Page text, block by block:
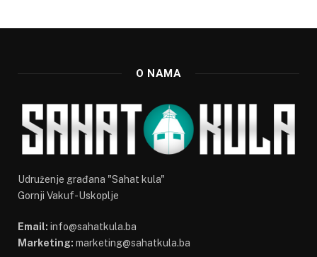
O NAMA
Udruženje građana "Sahat kula"
Gornji Vakuf-Uskoplje
Email: info@sahatkula.ba
Marketing: marketing@sahatkula.ba